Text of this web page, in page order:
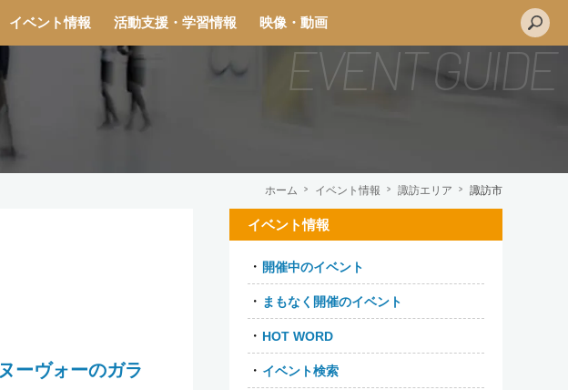
イベント情報 活動支援・学習情報 映像・動画
ホーム イベント情報 諏訪エリア 諏訪市
ーヴォーのガラ
イベント情報
開催中のイベント
まもなく開催のイベント
HOT WORD
イベント検索